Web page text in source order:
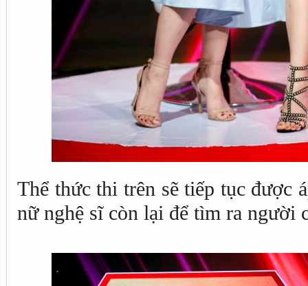
Thể thức thi trên sẽ tiếp tục được
nữ nghệ sĩ còn lại để tìm ra người